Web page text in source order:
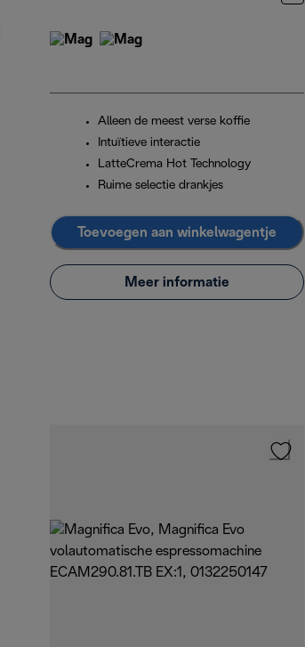
Alleen de meest verse koffie
Intuïtieve interactie
LatteCrema Hot Technology
Ruime selectie drankjes
Toevoegen aan winkelwagentje
Meer informatie